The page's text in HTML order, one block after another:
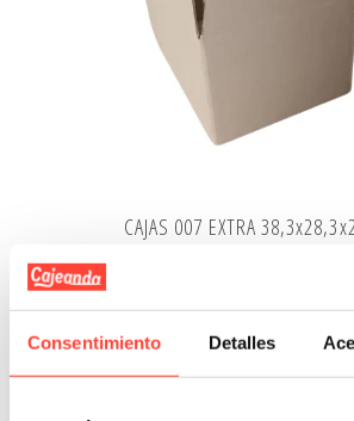
Consentimiento Detalles
CAJAS 007 EXTRA
1,13 € 0,71 €